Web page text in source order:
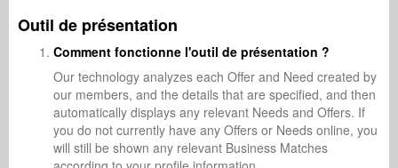
Outil de présentation
Comment fonctionne l'outil de présentation ?
Our technology analyzes each Offer and Need created by
our members, and the details that are specified, and then
automatically displays any relevant Needs and Offers. If
you do not currently have any Offers or Needs online, you
will still be shown any relevant Business Matches